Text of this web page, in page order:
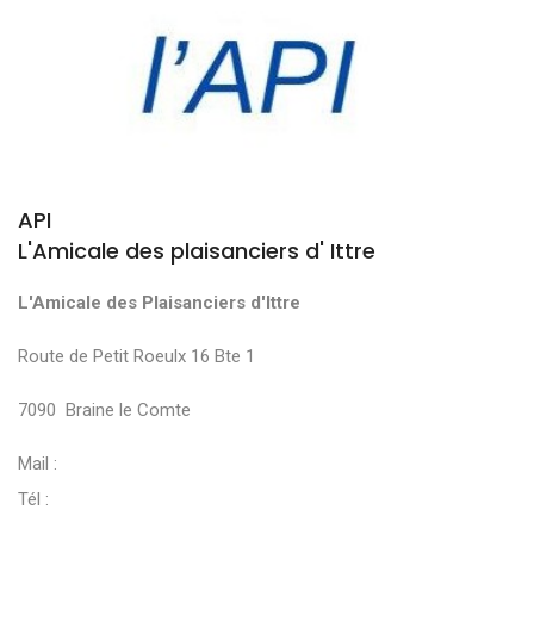
API
L'Amicale des plaisanciers d' Ittre
L'Amicale des Plaisanciers d'Ittre
Route de Petit Roeulx 16 Bte 1
7090 Braine le Comte
Mail :
Tél :